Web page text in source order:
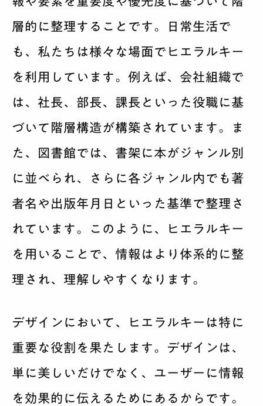
層的に整理することです。日常生活で
も、私たちは様々な場面でヒエラルキー
を利用しています。例えば、会社組織で
は、社長、部長、課長といった役職に基
づいて階層構造が構築されています。ま
た、図書館では、書架に本がジャンル別
に並べられ、さらに各ジャンル内でも著
者名や出版年月日といった基準で整理さ
れています。このように、ヒエラルキー
を用いることで、情報はより体系的に整
理され、理解しやすくなります。
デザインにおいて、ヒエラルキーは特に
重要な役割を果たします。デザインは、
単に美しいだけでなく、ユーザーに情報
を効果的に伝えるためにあるからです。